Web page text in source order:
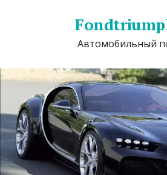
Автомобильный